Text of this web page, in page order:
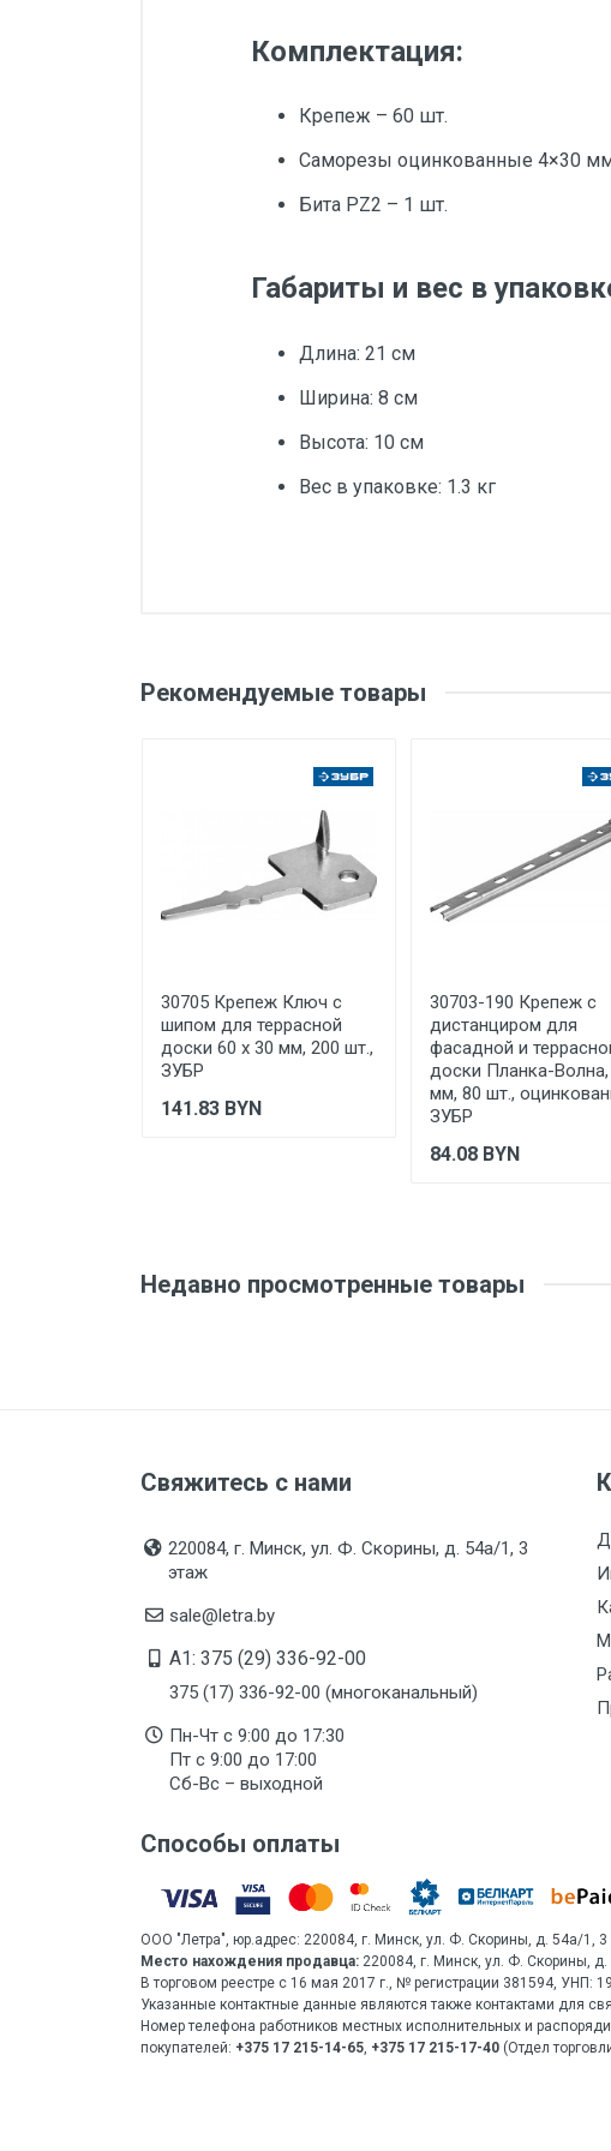
Комплектация:
Крепеж – 60 шт.
Саморезы оцинкованные 4×30
Бита PZ2 – 1 шт.
Габариты и вес в
Длина: 21 см
Ширина: 8 см
Высота: 10 см
Вес в упаковке: 1.3 кг
Бренд
Указан
Дата изготовления
Срок годности
Товар
Организация импортер
ООО
Ваше сообщение
Отправить отзыв
Рекомендуемые товары
30705 Крепеж Ключ с
шипом для террасной
доски 60 х 30 мм, 200 шт.,
ЗУБР
141.83 BYN
30703-190 Крепеж с
дистанциром для
фасадной и
доски Планка-Волна,
мм, 80 шт.,
ЗУБР
84.08 BYN
Недавно просмотренные товары
Свяжитесь с нами
220084, г. Минск, ул. Ф. Скорины, д. 54а/1, 3
этаж
sale@letra.by
A1: 375 (29) 336-92-00
375 (17) 336-92-00 (многоканальный)
Пн-Чт с 9:00 до 17:30
Пт с 9:00 до 17:00
Сб-Вс – выходной
Способы оплаты
ООО "Летра", юр.адрес: 220084, г. Минск, ул. Ф. Скорины, д. 54а/1, 3
Место нахождения продавца: 220084, г. Минск, ул. Ф. Скорины,
В торговом реестре с 16 мая 2017 г., № регистрации 381594, УНП:
Указанные контактные данные являются также контактами для
Номер телефона работников местных исполнительных и
покупателей: +375 17 215-14-65, +375 17 215-17-40 (Отдел